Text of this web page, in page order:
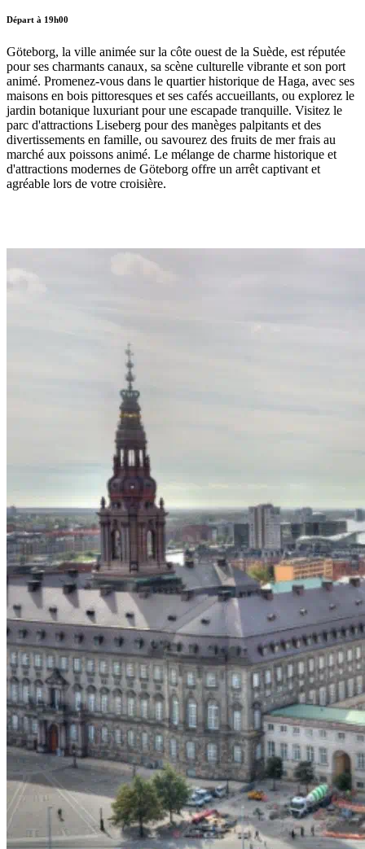
Départ à 19h00
Göteborg, la ville animée sur la côte ouest de la Suède, est réputée
pour ses charmants canaux, sa scène culturelle vibrante et son port
animé. Promenez-vous dans le quartier historique de Haga, avec ses
maisons en bois pittoresques et ses cafés accueillants, ou explorez le
jardin botanique luxuriant pour une escapade tranquille. Visitez le
parc d'attractions Liseberg pour des manèges palpitants et des
divertissements en famille, ou savourez des fruits de mer frais au
marché aux poissons animé. Le mélange de charme historique et
d'attractions modernes de Göteborg offre un arrêt captivant et
agréable lors de votre croisière.